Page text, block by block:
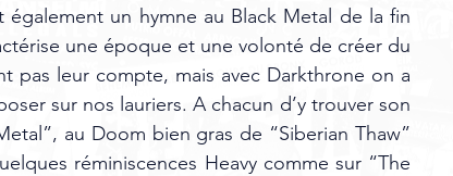
un hymne au Black Metal de la fin
une époque et une volonté de créer du
pas leur compte, mais avec Darkthrone on a
sur nos lauriers. A chacun d’y trouver son
au Doom bien gras de “Siberian Thaw”
réminiscences Heavy comme sur “The